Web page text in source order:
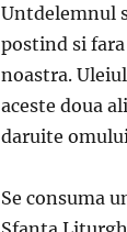
Untdelemnul
postind si
noastra.
aceste doua
daruite
Se consuma